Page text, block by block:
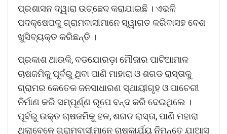
ପ୍ରଶାସନ ଦ୍ୱାରା ଉଚ୍ଛେଦ କରାଯାଇଛି । ଏଭଳି
ପଦକ୍ଷେପକୁ ଗ୍ରାମବାସୀମାନେ ସ୍ୱାଗତ କରିବାସହ ବେଶ
ଖୁସିବ୍ୟକ୍ତ କରିଛନ୍ତି ।
ପ୍ରକାଶ ଥାଉକି, ବଡଯୋରଡ଼ା ମୌଜାର ପାଟିଆମାଳ
ଚାଷଜମିକୁ ପୂର୍ବରୁ ଥିବା ପାଣି ମାହାରା ଓ ଶଗଡ ରାସ୍ତାକୁ
ଗ୍ରାମର କେତେକ ଜନସାଧାରଣ ସ୍ଥାୟୀଗୃହ ଓ ପାଚେରୀ
ନିର୍ମାଣ କରି ସମ୍ପୂର୍ଣ୍ଣ ରୂପେ ବନ୍ଦ କରି ଦେଇଥିଲେ ।
ପୂର୍ବରୁ ଉକ୍ତ ଚାଷଜମିକୁ ହଳ, ଶଗଡ ରାସ୍ତା, ପାଣି ମହାରା
ଥିଲାବେଳେ ଗ୍ରାମବାସୀମାନେ ଚାଷକାର୍ଯ୍ୟ ନିମନ୍ତେ ଯାଆସ